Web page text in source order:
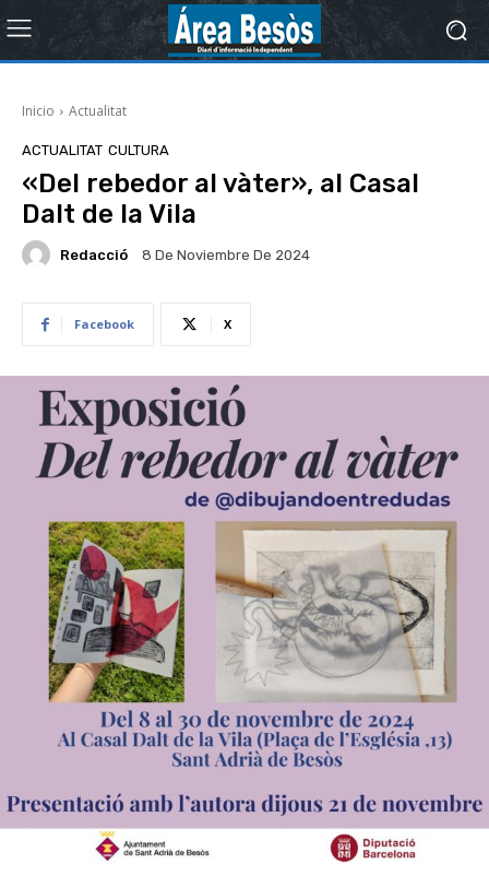
Inicio Actualitat
ACTUALITAT CULTURA
«Del rebedor al vàter», al Casal
Dalt de la Vila
Redacció 8 De Noviembre De 2024
Facebook X